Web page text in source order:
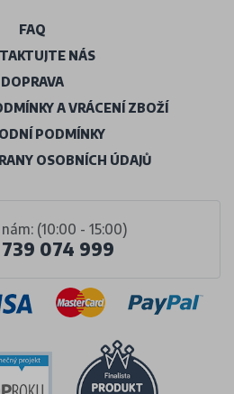
(10:00 - 15:00)
074 999
FAQ
NÁS
DOPRAVA
A VRÁCENÍ ZBOŽÍ
PODMÍNKY
OSOBNÍCH ÚDAJŮ